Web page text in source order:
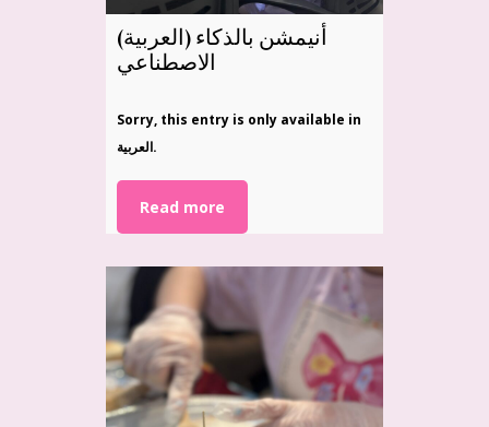
(العربية) أنيمشن بالذكاء
الاصطناعي
Sorry, this entry is only available in
العربية.
Read more